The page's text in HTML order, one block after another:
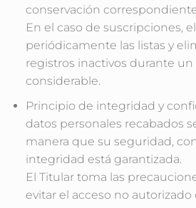
conservación
En el caso de suscripciones,
periódicamente las listas y
registros inactivos durante
considerable.
Principio de integridad y
datos personales recabados
manera que su seguridad,
integridad está garantizada.
El Titular toma las
evitar el acceso no